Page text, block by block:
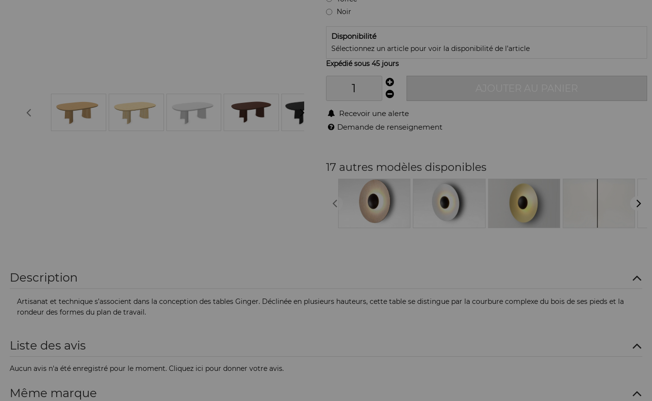
Noir
Disponibilité
Sélectionnez un article pour voir la disponibilité de l’article
Expédié sous 45 jours
Recevoir une alerte
Demande de renseignement
17 autres modèles disponibles
Description
Artisanat et technique s’associent dans la conception des tables Ginger. Déclinée en plusieurs hauteurs, cette table se distingue par la courbure complexe du bois de ses pieds et la
rondeur des formes du plan de travail.
Liste des avis
Aucun avis n'a été enregistré pour le moment. Cliquez ici pour donner votre avis.
Même marque